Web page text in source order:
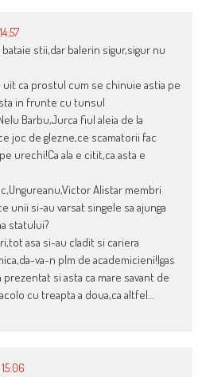
bataie stii,dar balerin sigur,sigur nu
ca prostul cum se chinuie astia pe
in frunte cu tunsul
Barbu,Jurca fiul aleia de la
joc de glezne,ce scamatorii fac
urechi!Ca ala e citit,ca asta e
Alistar membri
unii si-au varsat singele sa ajunga
statului?
asa si-au cladit si cariera
va-n plm de academicieni!Igas
si asta ca mare savant de
cu treapta a doua,ca altfel…